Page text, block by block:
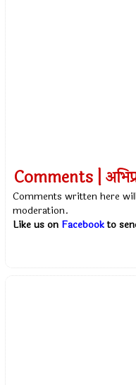
Comments |
Comments written here
moderation.
Like us on Facebookto